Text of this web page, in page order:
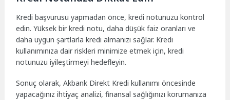
Kredi başvurusu yapmadan önce, kredi notunuzu kontrol
edin. Yüksek bir kredi notu, daha düşük faiz oranları ve
daha uygun şartlarla kredi almanızı sağlar. Kredi
kullanımınıza dair riskleri minimize etmek için, kredi
notunuzu iyileştirmeyi hedefleyin.
Sonuç olarak, Akbank Direkt Kredi kullanımı öncesinde
yapacağınız ihtiyaç analizi, finansal sağlığınızı korumanıza